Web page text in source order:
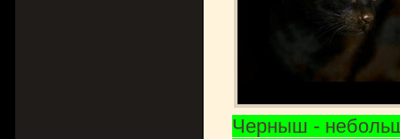
Черныш -